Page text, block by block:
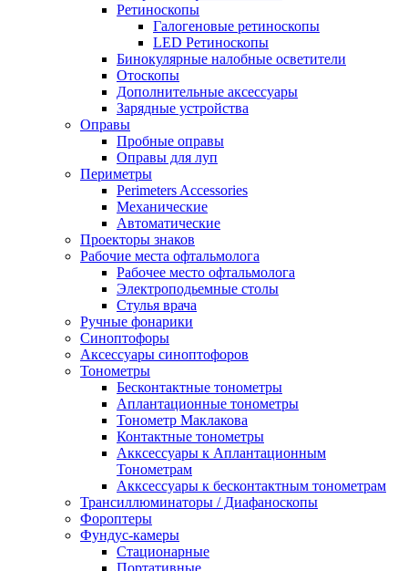
Ретиноскопы
Галогеновые ретиноскопы
LED Ретиноскопы
Бинокулярные налобные осветители
Отоскопы
Дополнительные аксессуары
Зарядные устройства
Оправы
Пробные оправы
Оправы для луп
Периметры
Perimeters Accessories
Механические
Автоматические
Проекторы знаков
Рабочие места офтальмолога
Рабочее место офтальмолога
Электроподьемные столы
Стулья врача
Ручные фонарики
Синоптофоры
Аксессуары синоптофоров
Тонометры
Бесконтактные тонометры
Аплантационные тонометры
Тонометр Маклакова
Контактные тонометры
Акксессуары к Аплантационным
Тонометрам
Акксессуары к бесконтактным тонометрам
Трансиллюминаторы / Диафаноскопы
Фороптеры
Фундус-камеры
Стационарные